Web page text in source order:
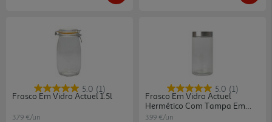
5.0 (1)
Frasco Em Vidro Actuel 1.5l
3.79 €/un
5.0 (1)
Frasco Em Vidro Actuel
Hermético Com Tampa Em
Inox 1.7l
3.99 €/un